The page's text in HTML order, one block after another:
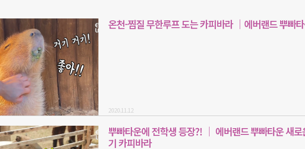
온천-찜질 무한루프 도는 카피바라 ｜에버랜드 뿌빠
2020.11.12
뿌빠타운에 전학생 등장?! ｜ 에버랜드 뿌빠타운 새로
기 카피바라